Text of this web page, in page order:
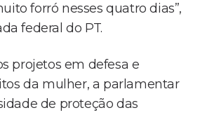
forró nesses quatro dias”,
federal do PT.
projetos em defesa e
da mulher, a parlamentar
de proteção das